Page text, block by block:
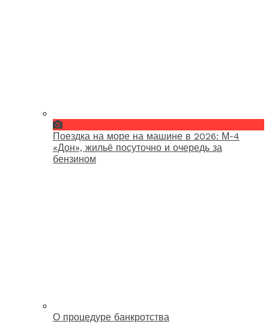
Поездка на море на машине в 2026: М-4
«Дон», жильё посуточно и очередь за
бензином
О процедуре банкротства